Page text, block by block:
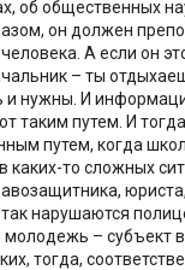
об общественных
он должен
А если он
– ты
и нужны. И
таким путем. И
путем, когда
каких-то сложных
нарушаются
молодежь – субъект
тогда,